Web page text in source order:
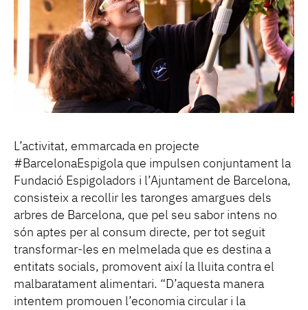
L’activitat, emmarcada en projecte
#BarcelonaEspigola que impulsen conjuntament la
Fundació Espigoladors i l’Ajuntament de Barcelona,
consisteix a recollir les taronges amargues dels
arbres de Barcelona, que pel seu sabor intens no
són aptes per al consum directe, per tot seguit
transformar-les en melmelada que es destina a
entitats socials, promovent així la lluita contra el
malbaratament alimentari. “D’aquesta manera
intentem promouen l’economia circular i la